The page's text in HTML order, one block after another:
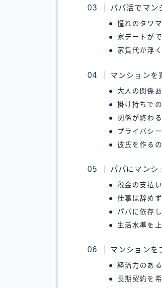
パパ活でマン
憧れのタワ
家デートが
家賃代が浮く
マンションを
大人の関係
掛け持ちで
関係が終わ
プライバシ
彼氏を作る
パパにマンシ
税金の支払
仕事は辞め
パパに依存
生活水準を
マンションを
経済力のあ
長期契約を